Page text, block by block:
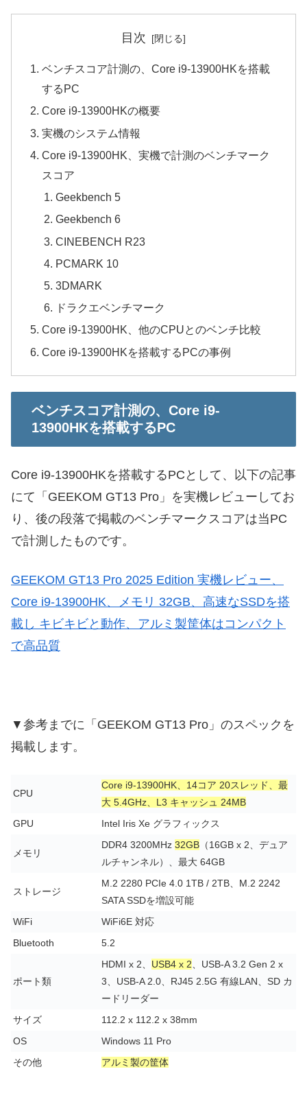
目次
ベンチスコア計測の、Core i9-13900HKを搭載
するPC
Core i9-13900HKの概要
実機のシステム情報
Core i9-13900HK、実機で計測のベンチマーク
スコア
Geekbench 5
Geekbench 6
CINEBENCH R23
PCMARK 10
3DMARK
ドラクエベンチマーク
Core i9-13900HK、他のCPUとのベンチ比較
Core i9-13900HKを搭載するPCの事例
ベンチスコア計測の、Core i9-
13900HKを搭載するPC
Core i9-13900HKを搭載するPCとして、以下の記事
にて「GEEKOM GT13 Pro」を実機レビューしてお
り、後の段落で掲載のベンチマークスコアは当PC
で計測したものです。
GEEKOM GT13 Pro 2025 Edition 実機レビュー、
Core i9-13900HK、メモリ 32GB、高速なSSDを搭
載し キビキビと動作、アルミ製筐体はコンパクト
で高品質
▼参考までに「GEEKOM GT13 Pro」のスペックを
掲載します。
CPU
Core i9-13900HK、14コア 20スレッド、最
大 5.4GHz、L3 キャッシュ 24MB
GPU
Intel Iris Xe グラフィックス
メモリ
DDR4 3200MHz 32GB （16GB x 2、デュア
ルチャンネル）、最大 64GB
ストレージ
M.2 2280 PCIe 4.0 1TB / 2TB、M.2 2242
SATA SSDを増設可能
WiFi
WiFi6E 対応
Bluetooth
5.2
ポート類
HDMI x 2、 USB4 x 2 、USB-A 3.2 Gen 2 x
3、USB-A 2.0、RJ45 2.5G 有線LAN、SD カ
ードリーダー
サイズ
112.2 x 112.2 x 38mm
OS
Windows 11 Pro
その他
アルミ製の筐体